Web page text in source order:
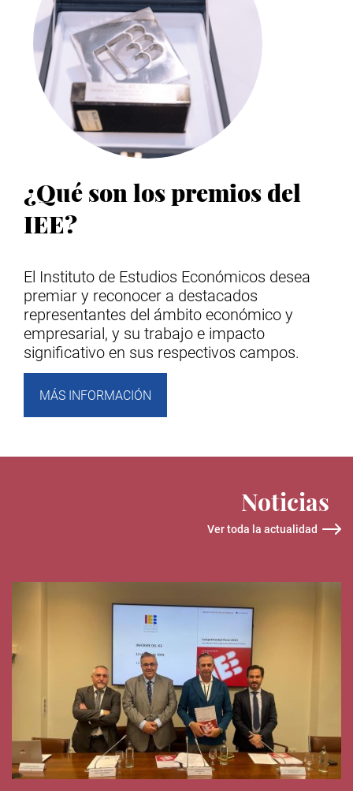
¿Qué son los premios del
IEE?
El Instituto de Estudios Económicos desea
premiar y reconocer a destacados
representantes del ámbito económico y
empresarial, y su trabajo e impacto
significativo en sus respectivos campos.
MÁS INFORMACIÓN
Noticias
Ver toda la actualidad